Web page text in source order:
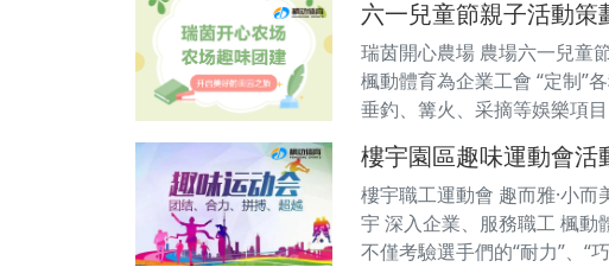
六一兒童節親子活動策
瑞茵開心農場 農場六一兒童
楓動體育為企業工會 “定制”
垂釣、篝火、采摘等娛樂項
樓宇園區趣味運動會
樓宇職工運動會 趣而雅·小
宇 深入企業、服務職工 楓動
不僅考驗選手們的“耐力”、“